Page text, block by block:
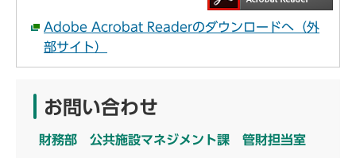
Adobe Acrobat Readerのダウンロードへ（外
部サイト）
お問い合わせ
財務部 公共施設マネジメント課 管財担当室